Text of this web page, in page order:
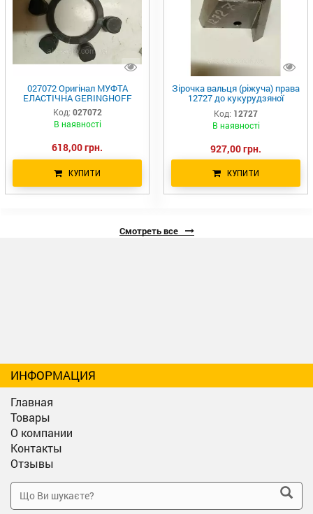
027072 Оригінал МУФТА
ЕЛАСТІЧНА GERINGHOFF
Код: 027072
В наявності
618,00 грн.
КУПИТИ
Зірочка вальця (ріжуча) права
12727 до кукурудзяної
жниварки Fantini LH
Код: 12727
В наявності
927,00 грн.
КУПИТИ
Смотреть все
ИНФОРМАЦИЯ
Главная
Товары
О компании
Контакты
Отзывы